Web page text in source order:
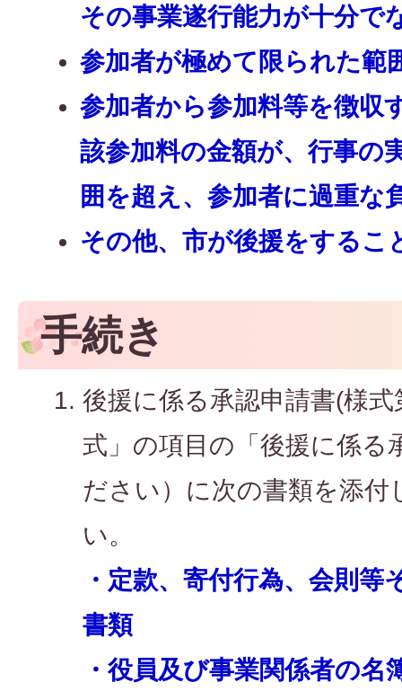
その事業遂行能力が十分で
参加者が極めて限られた範
参加者から参加料等を徴収
該参加料の金額が、行事の
囲を超え、参加者に過重な
その他、市が後援をするこ
手続き
後援に係る承認申請書(様
式」の項目の「後援に係る
ださい）に次の書類を添付
い。
・定款、寄付行為、会則
書類
・役員及び事業関係者の名